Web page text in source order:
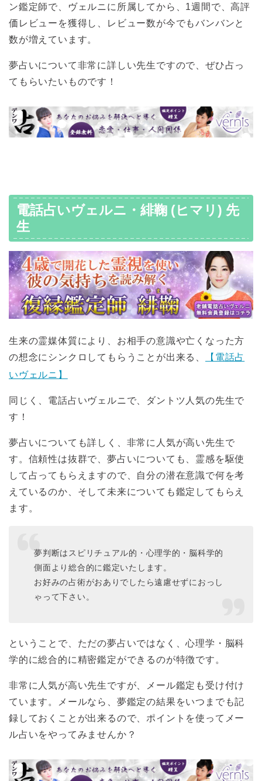
ン鑑定師で、ヴェルニに所属してから、1週間で、高評
価レビューを獲得し、レビュー数が今でもバンバンと
数が増えています。
夢占いについて非常に詳しい先生ですので、ぜひ占っ
てもらいたいものです！
電話占いヴェルニ・緋鞠 (ヒマリ) 先
生
生来の霊媒体質により、お相手の意識や亡くなった方
の想念にシンクロしてもらうことが出来る、
【電話占
いヴェルニ】
同じく、電話占いヴェルニで、ダントツ人気の先生で
す！
夢占いについても詳しく、非常に人気が高い先生で
す。信頼性は抜群で、夢占いについても、霊感を駆使
して占ってもらえますので、自分の潜在意識で何を考
えているのか、そして未来についても鑑定してもらえ
ます。
夢判断はスピリチュアル的・心理学的・脳科学的
側面より総合的に鑑定いたします。
お好みの占術がおありでしたら遠慮せずにおっし
ゃって下さい。
ということで、ただの夢占いではなく、心理学・脳科
学的に総合的に精密鑑定ができるのが特徴です。
非常に人気が高い先生ですが、メール鑑定も受け付け
ています。メールなら、夢鑑定の結果をいつまでも記
録しておくことが出来るので、ポイントを使ってメー
ル占いをやってみませんか？